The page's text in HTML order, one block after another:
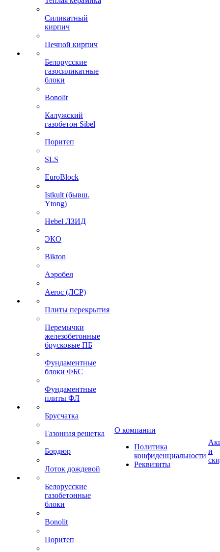
Силикатный
кирпич
Печной кирпич
Белорусские
газосиликатные
блоки
Bonolit
Калужский
газобетон Sibel
Поритеп
SLS
EuroBlock
Istkult (бывш.
Ytong)
Hebel ЛЗИД
ЭКО
Bikton
Аэробел
Aeroc (ЛСР)
Плиты перекрытия
Перемычки
железобетонные
брусковые ПБ
Фундаментные
блоки ФБС
Фундаментные
плиты ФЛ
Брусчатка
Газонная решетка
Бордюр
Лоток дождевой
Белорусские
газобетонные
блоки
Bonolit
Поритеп
О компании
Политика
конфиденциальности
Реквизиты
и